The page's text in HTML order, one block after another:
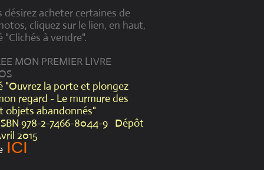
désirez acheter certaines de
cliquez sur le lien, en haut,
à vendre".
MON PREMIER LIVRE
"Ouvrez la porte et plongez
regard - Le murmure des
objets abandonnés"
978-2-7466-8044-9 Dépôt
2015
ICI